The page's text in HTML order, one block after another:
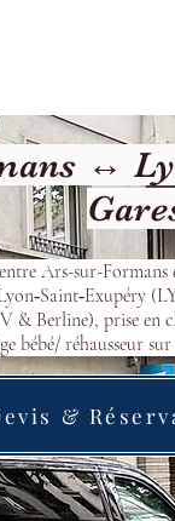
↔
Ars-sur-Formans
& Berline), prise en
bébé/ réhausseur
&